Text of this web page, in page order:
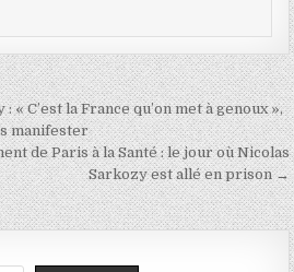
C’est la France qu’on met à genoux »,
manifester
de Paris à la Santé : le jour où Nicolas
Sarkozy est allé en prison →